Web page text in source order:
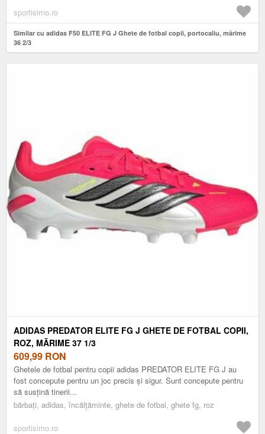
sportisimo.ro
Similar cu adidas F50 ELITE FG J Ghete de fotbal copii, portocaliu, mărime
36 2/3
ADIDAS PREDATOR ELITE FG J GHETE DE FOTBAL COPII,
ROZ, MĂRIME 37 1/3
609,99 RON
Ghetele de fotbal pentru copii adidas PREDATOR ELITE FG J au
fost concepute pentru un joc precis și sigur. Sunt concepute pentru
să susțină tinerii...
bărbați, adidas, încălțăminte, ghete de fotbal, ghete fg, roz
sportisimo.ro